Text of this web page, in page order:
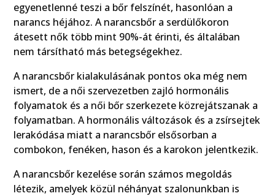
egyenetlenné teszi a bőr felszínét, hasonlóan a
narancs héjához. A narancsbőr a serdülőkoron
átesett nők több mint 90%-át érinti, és általában
nem társítható más betegségekhez.
A narancsbőr kialakulásának pontos oka még nem
ismert, de a női szervezetben zajló hormonális
folyamatok és a női bőr szerkezete közrejátszanak a
folyamatban. A hormonális változások és a zsírsejtek
lerakódása miatt a narancsbőr elsősorban a
combokon, fenéken, hason és a karokon jelentkezik.
A narancsbőr kezelése során számos megoldás
létezik, amelyek közül néhányat szalonunkban is